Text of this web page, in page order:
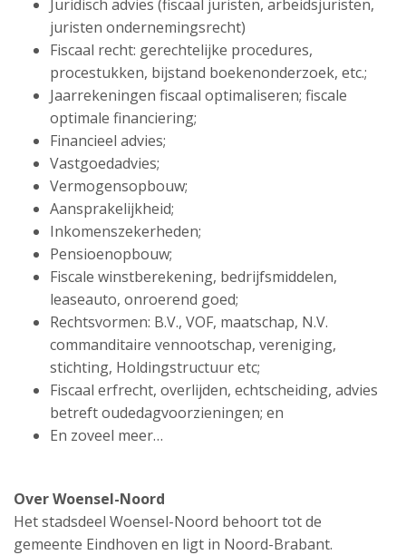
Juridisch advies (fiscaal juristen, arbeidsjuristen,
juristen ondernemingsrecht)
Fiscaal recht: gerechtelijke procedures,
procestukken, bijstand boekenonderzoek, etc.;
Jaarrekeningen fiscaal optimaliseren; fiscale
optimale financiering;
Financieel advies;
Vastgoedadvies;
Vermogensopbouw;
Aansprakelijkheid;
Inkomenszekerheden;
Pensioenopbouw;
Fiscale winstberekening, bedrijfsmiddelen,
leaseauto, onroerend goed;
Rechtsvormen: B.V., VOF, maatschap, N.V.
commanditaire vennootschap, vereniging,
stichting, Holdingstructuur etc;
Fiscaal erfrecht, overlijden, echtscheiding, advies
betreft oudedagvoorzieningen; en
En zoveel meer…
Over Woensel-Noord
Het stadsdeel Woensel-Noord behoort tot de
gemeente Eindhoven en ligt in Noord-Brabant.